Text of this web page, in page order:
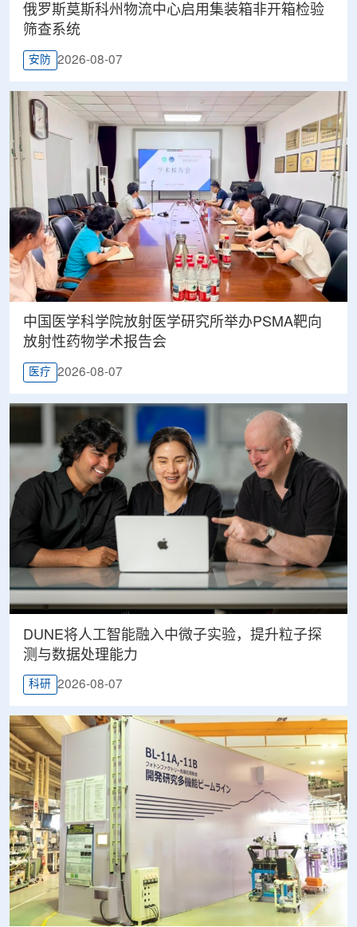
俄罗斯莫斯科州物流中心启用集装箱非开箱检验
筛查系统
安防 2026-08-07
中国医学科学院放射医学研究所举办PSMA靶向
放射性药物学术报告会
医疗 2026-08-07
DUNE将人工智能融入中微子实验，提升粒子探
测与数据处理能力
科研 2026-08-07